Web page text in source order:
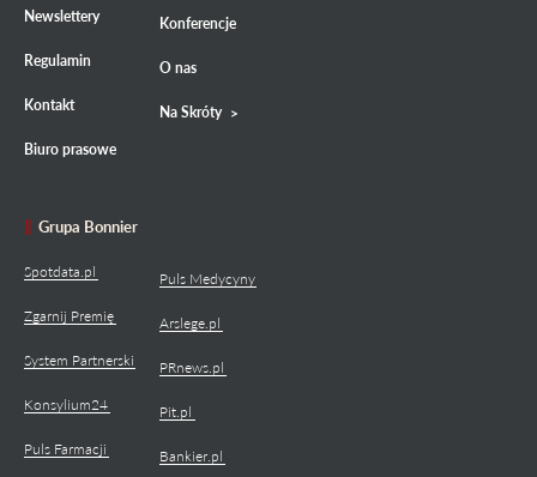
Newslettery
Regulamin
Kontakt
Biuro prasowe
Konferencje
O nas
Na Skróty
Grupa Bonnier
Spotdata.pl
Zgarnij Premię
System Partnerski
Konsylium24
Puls Farmacji
Puls Medycyny
Arslege.pl
PRnews.pl
Pit.pl
Bankier.pl